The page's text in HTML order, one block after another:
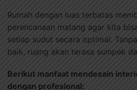
Rumah dengan luas terbatas
perencanaan matang agar kita
setiap sudut secara optimal.
baik, ruang akan terasa sumpek
Berikut manfaat mendesain
dengan profesional: